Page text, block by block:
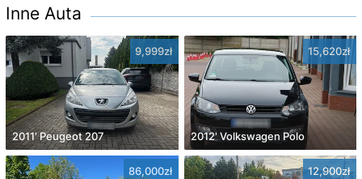
Inne Auta
9,999zł
2011' Peugeot 207
15,620zł
2012' Volkswagen Polo
86,000zł 12,900zł